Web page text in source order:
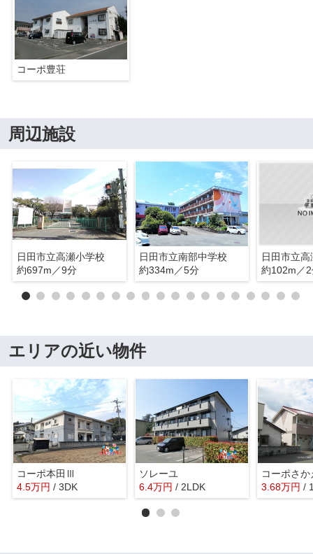
コーポ豊荘
周辺施設
日田市立高瀬小学校
約697m／9分
日田市立南部中学校
約334m／5分
日田市立
約102m／
エリアの近い物件
コーポ本田Ⅲ
4.5万円 / 3DK
ソレーユ
6.4万円 / 2LDK
コーポさか
3.68万円 /